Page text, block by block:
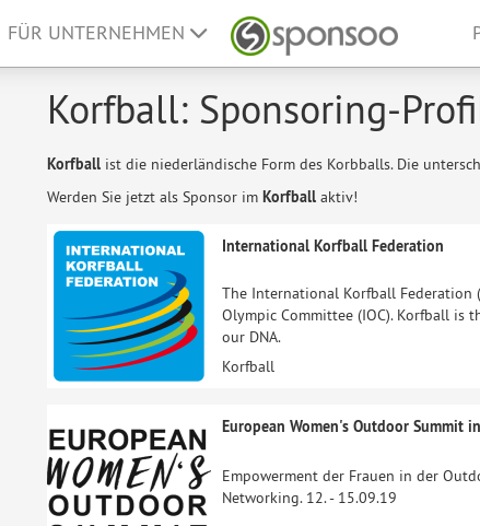
FÜR UNTERNEHMEN
Korfball: Sponsoring-
Korfball ist die niederländische Form des Korbballs. Die
Werden Sie jetzt als Sponsor im Korfball aktiv!
International Korfball Federation
The International Korfball Federation
Olympic Committee (IOC). Korfball
our DNA.
Korfball
European Women's Outdoor Summit
Empowerment der Frauen in der
Networking. 12. - 15.09.19